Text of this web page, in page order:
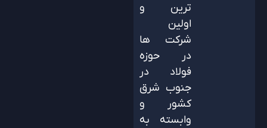
ترین و
اولین
شرکت ها
در حوزه
فولاد در
جنوب شرق
کشور و
وابسته به